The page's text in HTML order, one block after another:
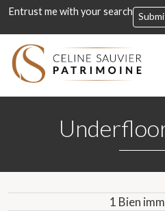
Entrust me with your search
1 Bien